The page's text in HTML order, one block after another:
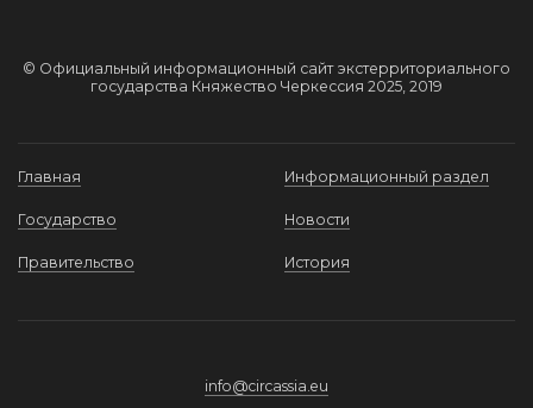
© Официальный информационный сайт экстерриториального
государства Княжество Черкессия 2025, 2019
Главная
Государство
Правительство
Информационный раздел
Новости
История
info@circassia.eu